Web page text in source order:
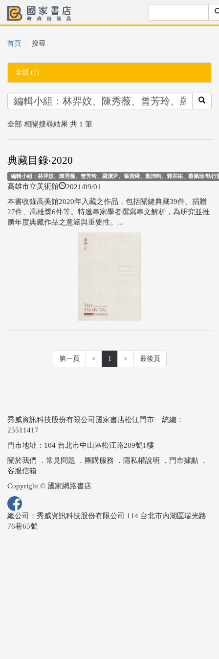
首頁 搜尋
全部 (1)
全部 相關搜尋結果 共 1 筆
典藏目錄‧2020
編輯小組：林羿妏、陳秀薇、曾芳玲、羅潔尹、張淵舜、葉沛昀、郭宗祐、蔡佩珍/執行
高雄市立美術館 2021/09/01
本書收錄高美館2020年入藏之作品，包括關鍵典藏39件、捐贈
27件、高雄獎6件等。特邀專家學者撰寫專文解析，為研究並推
廣年度典藏作品之意涵與重要性。...
第一頁 < 1 > 最後頁
秀威資訊科技股份有限公司國家書店松江門市 統編：
25511417
門市地址：104 台北市中山區松江路209號1樓
關於我們 ． 常見問題 ． 團購服務 ． 隱私權說明 ． 門市據點 ．
客服信箱
Copyright © 國家網路書店
總公司：秀威資訊科技股份有限公司 114 台北市內湖區瑞光路
76巷65號